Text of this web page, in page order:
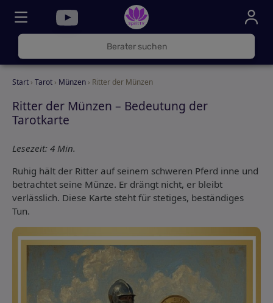
030
000
Start › Tarot › Münzen › Ritter der Münzen
Ritter der Münzen – Bedeutung der
Tarotkarte
Lesezeit: 4 Min.
Ruhig hält der Ritter auf seinem schweren Pferd inne und
betrachtet seine Münze. Er drängt nicht, er bleibt
verlässlich. Diese Karte steht für stetiges, beständiges
Tun.